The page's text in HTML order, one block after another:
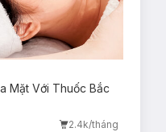
Mặt Với Thuốc Bắc
2.4k/tháng